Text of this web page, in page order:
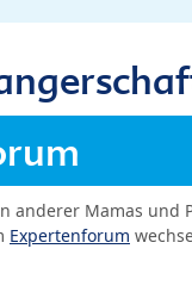
anderer Mamas und
Expertenforum